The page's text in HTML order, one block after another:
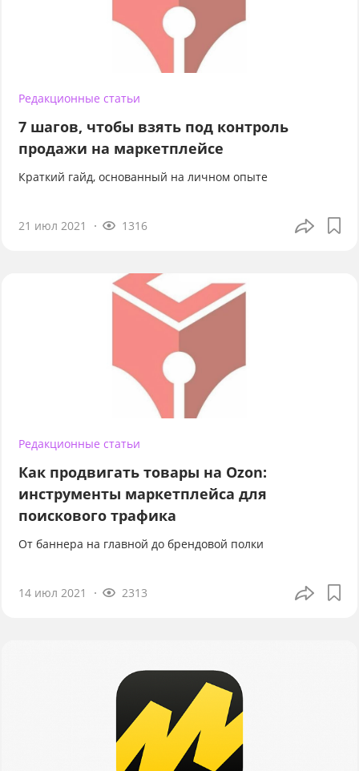
Редакционные статьи
7 шагов, чтобы взять под контроль
продажи на маркетплейсе
Краткий гайд, основанный на личном опыте
21 июл 2021 1316
Редакционные статьи
Как продвигать товары на Ozon:
инструменты маркетплейса для
поискового трафика
От баннера на главной до брендовой полки
14 июл 2021 2313